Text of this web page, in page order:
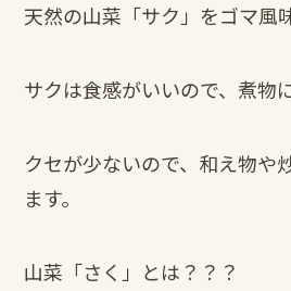
天然の山菜「サク」をゴマ風
サクは食感がいいので、煮物
クセが少ないので、和え物や
ます。
山菜「さく」とは？？？